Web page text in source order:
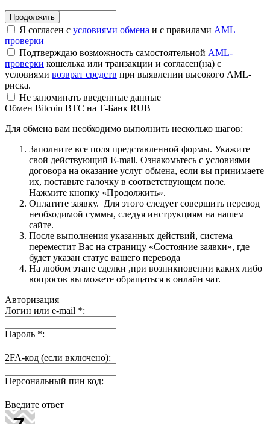
Я согласен с условиями обмена и с правилами AML
проверки
Подтверждаю возможность самостоятельной AML-
проверки кошелька или транзакции и согласен(на) с
условиями возврат средств при выявлении высокого AML-
риска.
Не запоминать введенные данные
Обмен Bitcoin BTC на Т-Банк RUB
Для обмена вам необходимо выполнить несколько шагов:
Заполните все поля представленной формы. Укажите
свой действующий E-mail. Ознакомьтесь с условиями
договора на оказание услуг обмена, если вы принимаете
их, поставьте галочку в соответствующем поле.
Нажмите кнопку «Продолжить».
Оплатите заявку. Для этого следует совершить перевод
необходимой суммы, следуя инструкциям на нашем
сайте.
После выполнения указанных действий, система
переместит Вас на страницу «Состояние заявки», где
будет указан статус вашего перевода
На любом этапе сделки ,при возникновении каких либо
вопросов вы можете обращаться в онлайн чат.
Авторизация
Логин или e-mail *:
Пароль *:
2FA-код (если включено):
Персональный пин код:
Введите ответ